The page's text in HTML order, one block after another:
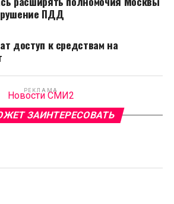
ПДД
доступ к средствам на
РЕКЛАМА
Новости СМИ2
ЗАИНТЕРЕСОВАТЬ